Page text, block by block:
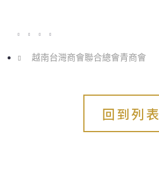
越南台灣商會聯合總會青商會
回到列表